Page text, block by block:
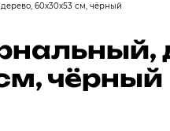
60х30х53 см, чёрный
чёрный